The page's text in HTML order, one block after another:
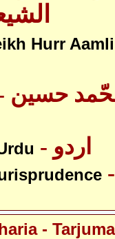
Hurr Aamli
- آیت
- اردو
-